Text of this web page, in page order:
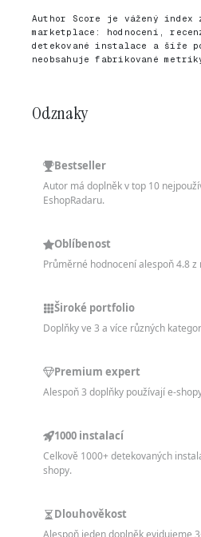
Author Score je vážený index
marketplace: hodnocení,
detekované instalace a šíře
neobsahuje fabrikované
Odznaky
Bestseller
Autor má doplněk v top 10
EshopRadaru.
Oblíbenost
Průměrné hodnocení alespoň 4.8
Široké portfolio
Doplňky ve 3 a více různých
Premium expert
Alespoň 3 doplňky používají e-
1000 instalací
Celkově 1000+ detekovaných
shopy.
Dlouhověkost
Alespoň jeden doplněk evidujeme